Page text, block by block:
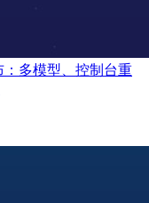
：多模型、控制台重